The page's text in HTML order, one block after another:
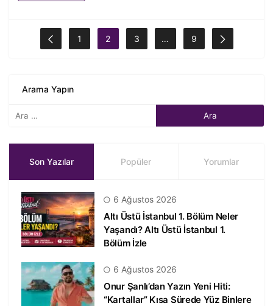
1 2 3 … 9
Arama Yapın
Son Yazılar Popüler Yorumlar
6 Ağustos 2026
Altı Üstü İstanbul 1. Bölüm Neler
Yaşandı? Altı Üstü İstanbul 1.
Bölüm İzle
6 Ağustos 2026
Onur Şanlı’dan Yazın Yeni Hiti:
“Kartallar” Kısa Sürede Yüz Binlere